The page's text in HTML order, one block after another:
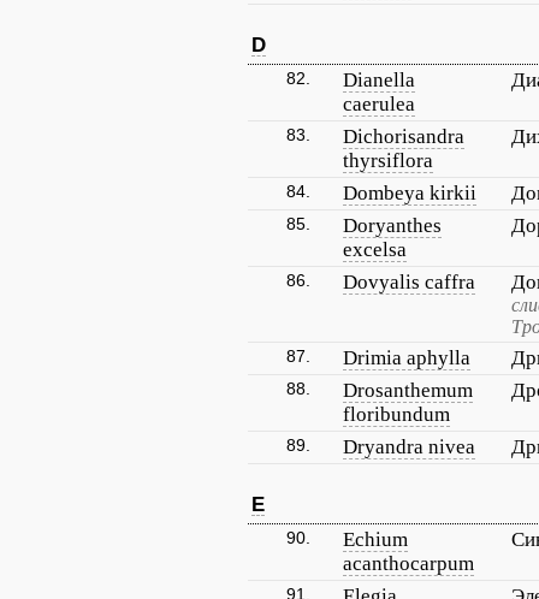
D
82.
Dianella
caerulea
83.
Dichorisandra
thyrsiflora
84. Dombeya kirkii
85.
Doryanthes
excelsa
86. Dovyalis caffra
87. Drimia aphylla
88.
Drosanthemum
floribundum
89. Dryandra nivea
E
90.
Echium
acanthocarpum
91.